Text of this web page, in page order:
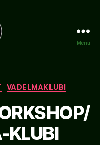
Menu
VADELMAKLUBI
KLUBI